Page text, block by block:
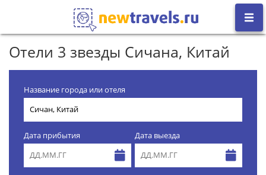
Отели 3 звезды Сичана, Китай
Название города или отеля
Дата прибытия Дата выезда